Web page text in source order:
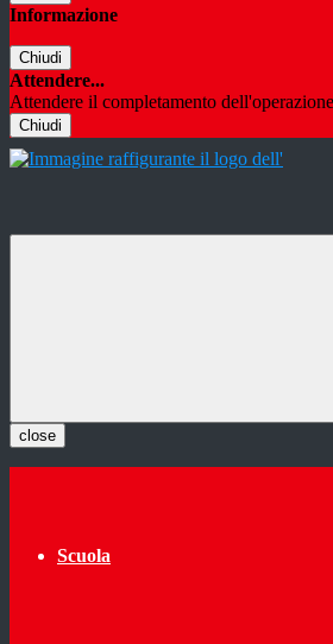
Informazione
Chiudi
Attendere...
Attendere il completamento
Chiudi
close
Scuola